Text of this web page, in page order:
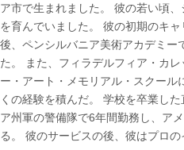
ア市で生まれました。 彼の若い頃
を育んでいました。 彼の初期のキ
後、ペンシルバニア美術アカデミー
た。 また、フィラデルフィア・カ
ー・アート・メモリアル・スクール
くの経験を積んだ。 学校を卒業し
ア州軍の警備隊で6年間勤務し、ア
る。 彼のサービスの後、彼はプロ